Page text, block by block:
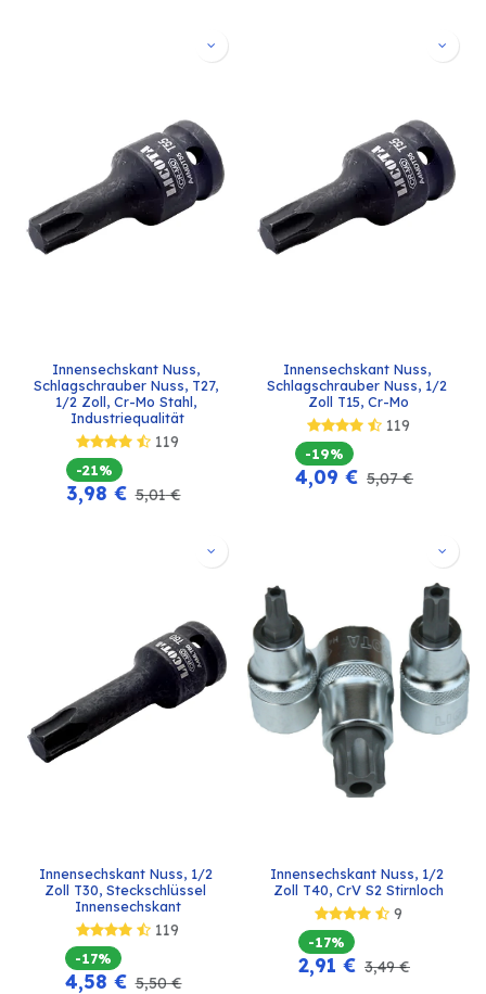
Innensechskant Nuss,
Schlagschrauber Nuss, T27,
1/2 Zoll, Cr-Mo Stahl,
Industriequalität
119
-21%
3,98 € 5,01€
Innensechskant Nuss,
Schlagschrauber Nuss, 1/2
Zoll T15, Cr-Mo
119
-19%
4,09 € 5,07€
Innensechskant Nuss, 1/2
Zoll T30, Steckschlüssel
Innensechskant
119
-17%
4,58 € 5,50€
Innensechskant Nuss, 1/2
Zoll T40, CrV S2 Stirnloch
9
-17%
2,91 € 3,49€